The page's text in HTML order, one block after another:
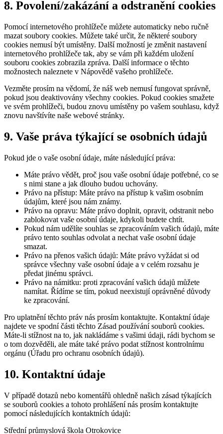
8. Povolení/zakázání a odstranění cookies
Pomocí internetového prohlížeče můžete automaticky nebo ručně
mazat soubory cookies. Můžete také určit, že některé soubory
cookies nemusí být umístěny. Další možností je změnit nastavení
internetového prohlížeče tak, aby se vám při každém uložení
souboru cookies zobrazila zpráva. Další informace o těchto
možnostech naleznete v Nápovědě vašeho prohlížeče.
Vezměte prosím na vědomí, že náš web nemusí fungovat správně,
pokud jsou deaktivovány všechny cookies. Pokud cookies smažete
ve svém prohlížeči, budou znovu umístěny po vašem souhlasu, když
znovu navštívíte naše webové stránky.
9. Vaše práva týkající se osobních údajů
Pokud jde o vaše osobní údaje, máte následující práva:
Máte právo vědět, proč jsou vaše osobní údaje potřebné, co se
s nimi stane a jak dlouho budou uchovány.
Právo na přístup: Máte právo na přístup k vašim osobním
údajům, které jsou nám známy.
Právo na opravu: Máte právo doplnit, opravit, odstranit nebo
zablokovat vaše osobní údaje, kdykoli budete chtít.
Pokud nám udělíte souhlas se zpracováním vašich údajů, máte
právo tento souhlas odvolat a nechat vaše osobní údaje
smazat.
Právo na přenos vašich údajů: Máte právo vyžádat si od
správce všechny vaše osobní údaje a v celém rozsahu je
předat jinému správci.
Právo na námitku: proti zpracování vašich údajů můžete
namítat. Řídíme se tím, pokud neexistují oprávněné důvody
ke zpracování.
Pro uplatnění těchto práv nás prosím kontaktujte. Kontaktní údaje
najdete ve spodní části těchto Zásad používání souborů cookies.
Máte-li stížnost na to, jak nakládáme s vašimi údaji, rádi bychom se
o tom dozvěděli, ale máte také právo podat stížnost kontrolnímu
orgánu (Úřadu pro ochranu osobních údajů).
10. Kontaktní údaje
V případě dotazů nebo komentářů ohledně našich zásad týkajících
se souborů cookies a tohoto prohlášení nás prosím kontaktujte
pomocí následujících kontaktních údajů:
Střední průmyslová škola Otrokovice